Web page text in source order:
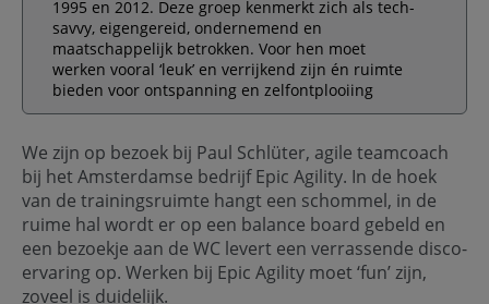
1995 en 2012. Deze groep kenmerkt zich als tech-
savvy, eigengereid, ondernemend en
maatschappelijk betrokken. Voor hen moet
werken vooral ‘leuk’ en verrijkend zijn én ruimte
bieden voor ontspanning en zelfontplooiing
We zijn op bezoek bij Paul Schlüter, agile teamcoach
bij het Amsterdamse bedrijf Epic Agility. In de hoek
van de trainingsruimte hangt een schommel, in de
ruime hal wordt er op een balance board gebeld en
een bezoekje aan de WC levert een verrassende disco-
ervaring op. Werken bij Epic Agility moet ‘fun’ zijn,
zoveel is duidelijk.